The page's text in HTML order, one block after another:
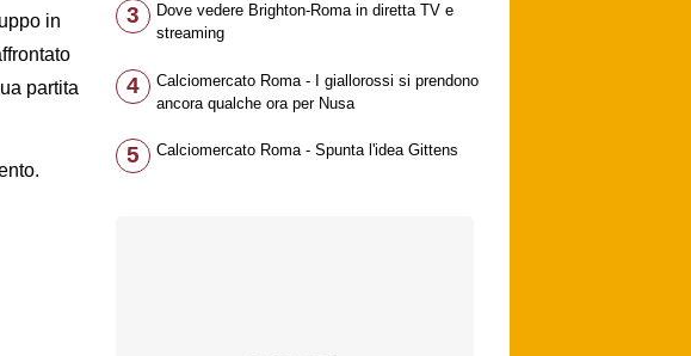
in
partita
3
Dove vedere Brighton-Roma in diretta TV e
streaming
4
Calciomercato Roma - I giallorossi si prendono
ancora qualche ora per Nusa
5 Calciomercato Roma - Spunta l'idea Gittens